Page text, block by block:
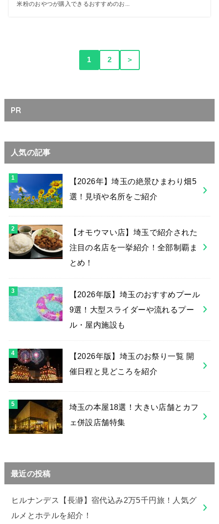
米粉のおやつが購入できるおすすめのお...
1 2 ＞
PR
人気の記事
【2026年】埼玉の絶景ひまわり畑5
選！見頃や名所をご紹介
【オモウマい店】埼玉で紹介された
注目の名店を一挙紹介！全部制覇ま
とめ！
【2026年版】埼玉のおすすめプール
9選！大型スライダーや流れるプー
ル・屋内施設も
【2026年版】埼玉のお祭り一覧 開
催日程と見どころを紹介
埼玉の本屋18選！大きい店舗とカフ
ェ併設店舗特集
最近の投稿
ヒルナンデス【長瀞】宿代込み2万5千円旅！人気グ
ルメとホテルを紹介！